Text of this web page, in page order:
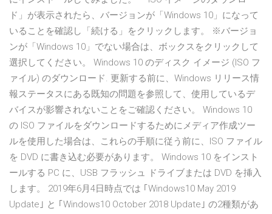
ド」が表示されたら、バージョンが「Windows 10」になって
いることを確認し「続ける」をクリックします。 ※バージョ
ンが「Windows 10」でない場合は、ボックスをクリックして
選択してください。 Windows 10 のディスク イメージ (ISO フ
ァイル) のダウンロード. 更新する前に、Windows リリース情
報ステータスにある既知の問題を参照して、使用しているデ
バイスが影響されないことをご確認ください。 Windows 10
の ISO ファイルをダウンロードするためにメディア作成ツー
ルを使用した場合は、これらの手順に従う前に、ISO ファイル
を DVD に書き込む必要があります。 Windows 10 をインスト
ールする PC に、USB フラッシュ ドライブまたは DVD を挿入
します。 2019年6月4日時点では ｢Windows10 May 2019
Update｣ と ｢Windows10 October 2018 Update｣ の2種類があ